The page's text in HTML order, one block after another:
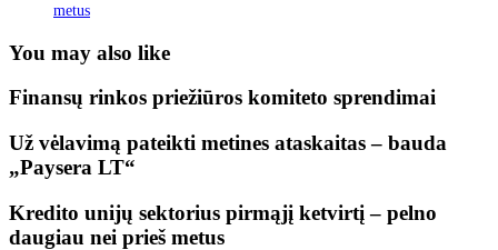
metus
You may also like
Finansų rinkos priežiūros komiteto sprendimai
Už vėlavimą pateikti metines ataskaitas – bauda
„Paysera LT“
Kredito unijų sektorius pirmąjį ketvirtį – pelno
daugiau nei prieš metus